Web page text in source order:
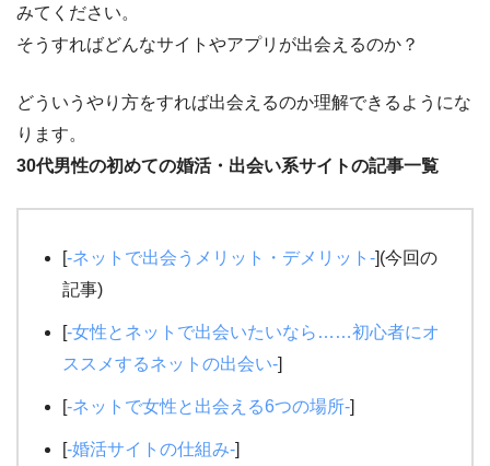
みてください。
そうすればどんなサイトやアプリが出会えるのか？
どういうやり方をすれば出会えるのか理解できるようにな
ります。
30代男性の初めての婚活・出会い系サイトの記事一覧
[-ネットで出会うメリット・デメリット-](今回の
記事)
[-女性とネットで出会いたいなら……初心者にオ
ススメするネットの出会い-]
[-ネットで女性と出会える6つの場所-]
[-婚活サイトの仕組み-]